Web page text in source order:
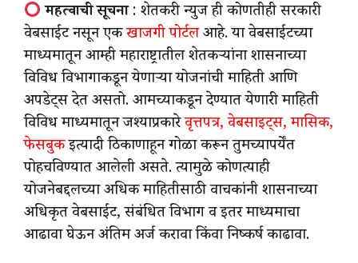
महत्वाची सूचना: शेतकरी न्युज ही कोणतीही सरकारी
वेबसाईट नसून एकखाजगी पोर्टलआहे. या वेबसाईटच्या
माध्यमातून आम्ही महाराष्ट्रातील शेतकऱ्यांना शासनाच्या
विविध विभागाकडून येणाऱ्या योजनांची माहिती आणि
अपडेट्स देत असतो. आमच्याकडून देण्यात येणारी माहिती
विविध माध्यमातून जश्याप्रकारेवृत्तपत्र, वेबसाइट्स, मासिक,
फेसबुकइत्यादी ठिकाणाहून गोळा करून तुमच्यापर्येंत
पोहचविण्यात आलेली असते. त्यामुळे कोणत्याही
योजनेबद्दलच्या अधिक माहितीसाठी वाचकांनी शासनाच्या
अधिकृत वेबसाईट, संबंधित विभाग व इतर माध्यमाचा
आढावा घेऊन अंतिम अर्ज करावा किंवा निष्कर्ष काढावा.